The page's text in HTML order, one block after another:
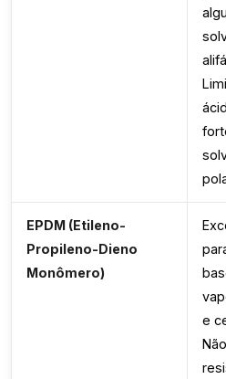
EPDM (Etileno-
Propileno-Dieno
Monômero)
e
Não